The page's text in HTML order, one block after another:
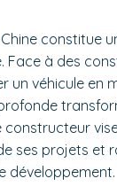
constitue
Face à des
un véhicule en
constructeur
ses projets et
développement.